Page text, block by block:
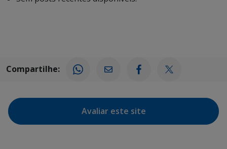
Compartilhe:
Avaliar este site